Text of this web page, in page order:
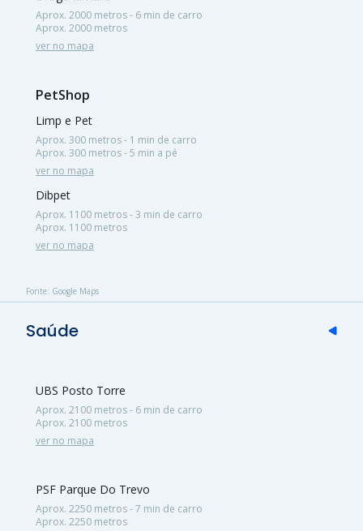
Aprox. 2000 metros - 6 min de carro
Aprox. 2000 metros
ver no mapa
PetShop
Limp e Pet
Aprox. 300 metros - 1 min de carro
Aprox. 300 metros - 5 min a pé
ver no mapa
Dibpet
Aprox. 1100 metros - 3 min de carro
Aprox. 1100 metros
ver no mapa
Fonte: Google Maps
Saúde
UBS Posto Torre
Aprox. 2100 metros - 6 min de carro
Aprox. 2100 metros
ver no mapa
PSF Parque Do Trevo
Aprox. 2250 metros - 7 min de carro
Aprox. 2250 metros